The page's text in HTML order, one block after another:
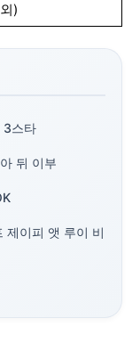
)
3스타
뒤 이부
제이피 앳 루이 비